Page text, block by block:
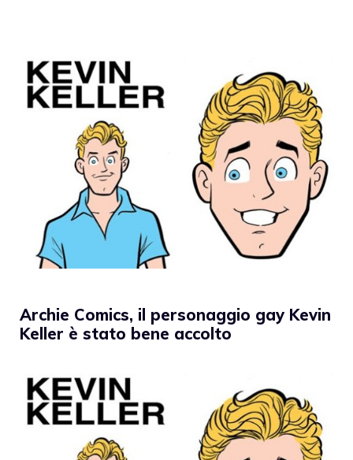
Archie Comics, il personaggio gay Kevin
Keller è stato bene accolto